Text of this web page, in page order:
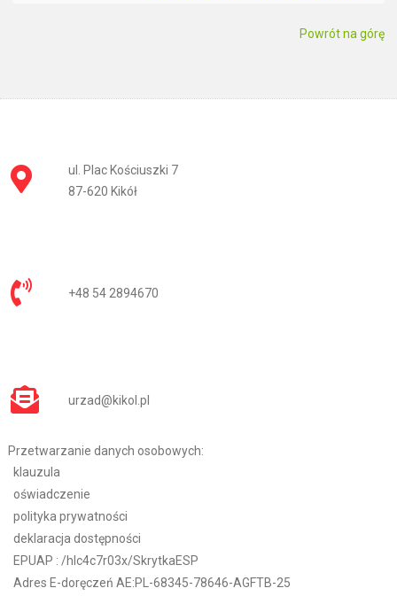
Powrót na górę
ul. Plac Kościuszki 7
87-620 Kikół
+48 54 2894670
urzad@kikol.pl
Przetwarzanie danych osobowych:
klauzula
oświadczenie
polityka prywatności
deklaracja dostępności
EPUAP : /hlc4c7r03x/SkrytkaESP
Adres E-doręczeń AE:PL-68345-78646-AGFTB-25